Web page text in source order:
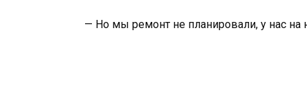
— Но мы ремонт не планировали, у нас на